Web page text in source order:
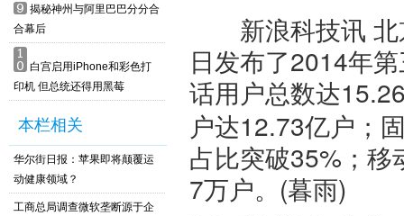
9 揭秘神州与阿里巴巴分分合
合幕后
1
0 白宫启用iPhone和彩色打
印机 但总统还得用黑莓
本栏相关
华尔街日报：苹果即将颠覆运
动健康领域？
工商总局调查微软垄断源于企
新浪科技讯 北
日发布了2014年
话用户总数达
户达12.73亿户；
占比突破35%；
7万户。(暮雨)